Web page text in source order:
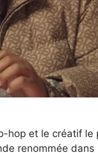
et le créatif le
renommée